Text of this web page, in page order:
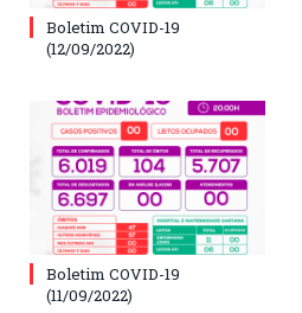
Boletim COVID-19
(12/09/2022)
Boletim COVID-19
(11/09/2022)